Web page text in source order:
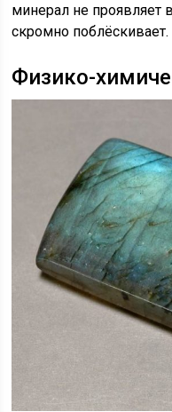
минерал не проявляет
скромно поблёскивает.
Физико-